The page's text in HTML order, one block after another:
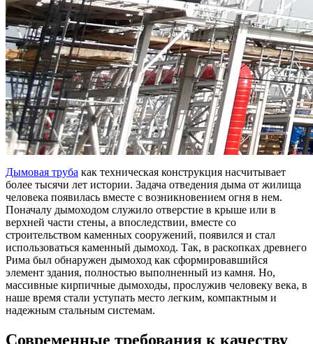
Дымовая труба как техническая конструкция насчитывает
более тысячи лет истории. Задача отведения дыма от жилища
человека появилась вместе с возникновением огня в нем.
Поначалу дымоходом служило отверстие в крыше или в
верхней части стены, а впоследствии, вместе со
строительством каменных сооружений, появился и стал
использоваться каменный дымоход. Так, в раскопках древнего
Рима был обнаружен дымоход как сформировавшийся
элемент здания, полностью выполненный из камня. Но,
массивные кирпичные дымоходы, прослужив человеку века, в
наше время стали уступать место легким, компактным и
надежным стальным системам.
Современные требования к качеству